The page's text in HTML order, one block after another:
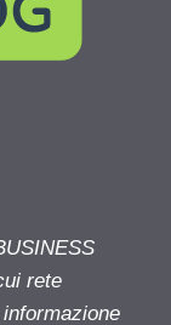
rete